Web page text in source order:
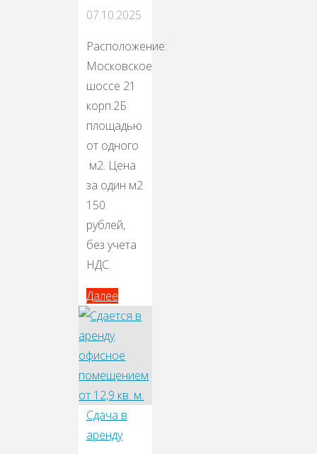
07.10.2025
Расположение:
Московское
шоссе 21
корп.2Б
площадью
от одного
м2. Цена
за один м2
150
рублей,
без учета
НДС.
ДалееДалее
Сдача в
аренду